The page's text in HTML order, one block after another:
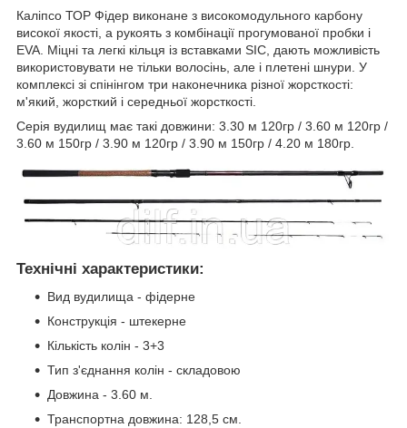
Каліпсо ТОР Фідер виконане з високомодульного карбону
високої якості, а рукоять з комбінації прогумованої пробки і
EVA. Міцні та легкі кільця із вставками SIC, дають можливість
використовувати не тільки волосінь, але і плетені шнури. У
комплексі зі спінінгом три наконечника різної жорсткості:
м'який, жорсткий і середньої жорсткості.
Серія вудилищ має такі довжини: 3.30 м 120гр / 3.60 м 120гр /
3.60 м 150гр / 3.90 м 120гр / 3.90 м 150гр / 4.20 м 180гр.
Технічні характеристики:
Вид вудилища - фідерне
Конструкція - штекерне
Кількість колін - 3+3
Тип з'єднання колін - складовою
Довжина - 3.60 м.
Транспортна довжина: 128,5 см.